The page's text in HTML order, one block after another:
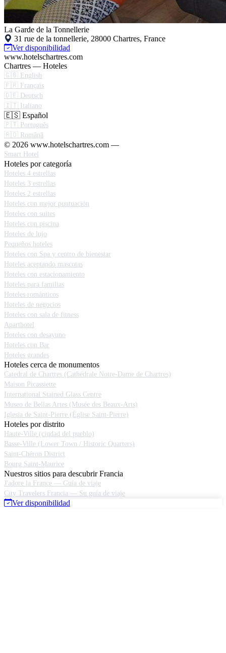
La Garde de la Tonnellerie
31 rue de la tonnellerie, 28000 Chartres, France
Ver disponibilidad
www.hotelschartres.com
Chartres — Hoteles
🇬🇧 English
🇫🇷 Français
🇩🇪 Deutsch
🇮🇹 Italiano
🇪🇸 Español
🇵🇹 Português
🇷🇴 Română
© 2026 www.hotelschartres.com —
Smart Hotel
Hoteles por categoría
Hoteles 4 estrellas
Hoteles 3 estrellas
Hoteles 2 estrellas
Hoteles con mejor puntuación
Hoteles con suites
Hoteles con piscina
Hoteles de lujo
Pequeños hoteles
Hoteles con Spa y centro de bienestar
Hoteles aceptando mascotas
Hoteles con estacionamiento
Hoteles para familias
Hoteles románticos
Hoteles de negocios
Hoteles con sala de fitness
Aparthotel
Hoteles con desayuno
Hoteles con Bar
Hoteles grandes
Hoteles cerca de monumentos
Catedral de Chartres (Cathédrale Notre-Dame de Chartres)
Maison Picassiette
International Stained Glass Centre
Museo de Bellas Artes (Musée des Beaux-Arts)
Iglesia de Saint-Pierre (Église Saint-Pierre)
Hoteles por distrito
Haute-Ville (ciudad del pueblo)
Basse-Ville (Lower Town / Historic Quarters)
Saint-Chéron District
Bourg Saint-Maurice
Nuestros sitios para descubrir Francia
J'adore la France — Guía de viaje
City Travelers Francia — Su guía de viaje
Ver disponibilidad